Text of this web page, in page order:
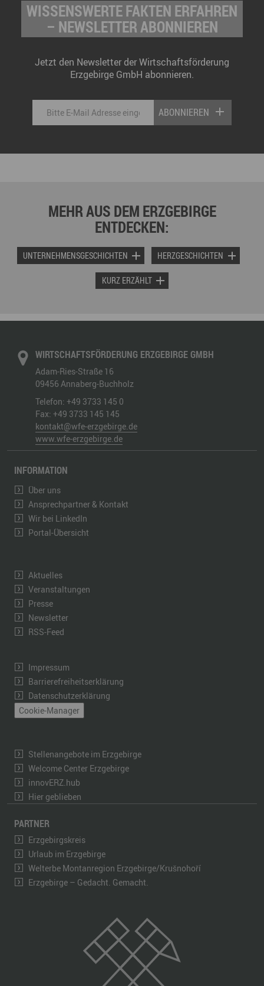
WISSENSWERTE FAKTEN ERFAHREN
– NEWSLETTER ABONNIEREN
Jetzt den Newsletter der Wirtschaftsförderung
Erzgebirge GmbH abonnieren.
ABONNIEREN
MEHR AUS DEM ERZGEBIRGE
ENTDECKEN:
UNTERNEHMENSGESCHICHTEN HERZGESCHICHTEN
KURZ ERZÄHLT
WIRTSCHAFTSFÖRDERUNG ERZGEBIRGE GMBH
Adam-Ries-Straße 16
09456 Annaberg-Buchholz
Telefon: +49 3733 145 0
Fax: +49 3733 145 145
kontakt@wfe-erzgebirge.de
www.wfe-erzgebirge.de
INFORMATION
Über uns
Ansprechpartner & Kontakt
Wir bei LinkedIn
Portal-Übersicht
Aktuelles
Veranstaltungen
Presse
Newsletter
RSS-Feed
Impressum
Barrierefreiheitserklärung
Datenschutzerklärung
Cookie-Manager
Stellenangebote im Erzgebirge
Welcome Center Erzgebirge
innovERZ.hub
Hier geblieben
PARTNER
Erzgebirgskreis
Urlaub im Erzgebirge
Welterbe Montanregion Erzgebirge/Krušnohoří
Erzgebirge – Gedacht. Gemacht.